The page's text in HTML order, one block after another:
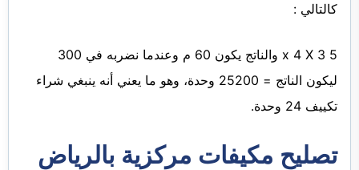
كالتالي :
ليكون الناتج = 25200 وحدة، وهو ما يعني أنه ينبغي شراء
تكييف 24 وحدة.
تصليح مكيفات مركزية بالرياض